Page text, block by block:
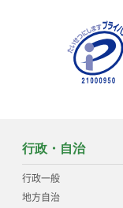
行政・自治
行政一般
地方自治